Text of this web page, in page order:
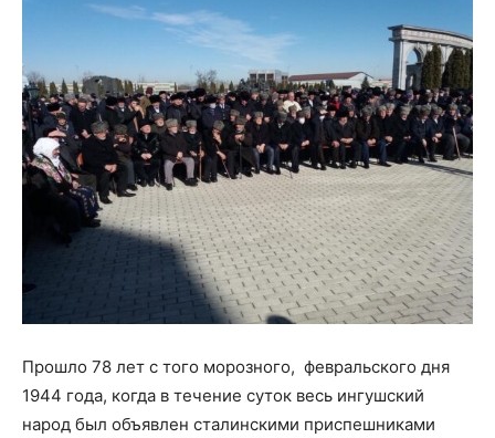
Прошло 78 лет с того морозного, февральского дня
1944 года, когда в течение суток весь ингушский
народ был объявлен сталинскими приспешниками